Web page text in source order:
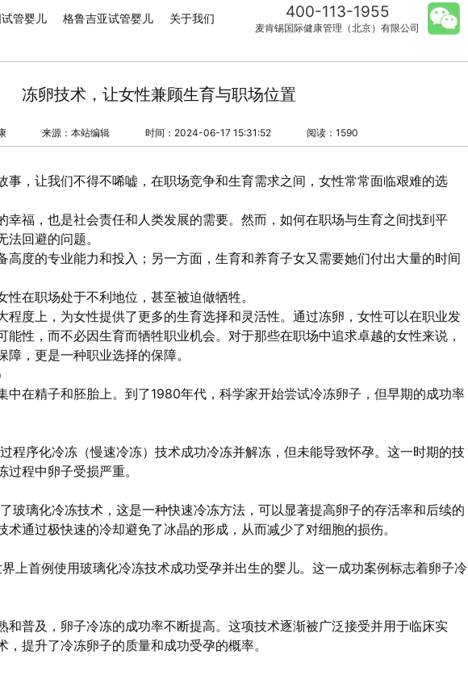
管婴儿 格鲁吉亚试管婴儿 关于我们 400-113-1955
麦肯锡国际健康管理（北京）有限公司
冻卵技术，让女性兼顾生育与职场位置
来源：本站编辑 时间：2024-06-17 15:31:52 阅读：1590
事，让我们不得不唏嘘，在职场竞争和生育需求之间，女性常常面临艰难的选
幸福，也是社会责任和人类发展的需要。然而，如何在职场与生育之间找到平
回避的问题。
高度的专业能力和投入；另一方面，生育和养育子女又需要她们付出大量的时间
在职场处于不利地位，甚至被迫做牺牲。
程度上，为女性提供了更多的生育选择和灵活性。通过冻卵，女性可以在职业发
能性，而不必因生育而牺牲职业机会。对于那些在职场中追求卓越的女性来说，
，更是一种职业选择的保障。
中在精子和胚胎上。到了1980年代，科学家开始尝试冷冻卵子，但早期的成功率
程序化冷冻（慢速冷冻）技术成功冷冻并解冻，但未能导致怀孕。这一时期的技
程中卵子受损严重。
玻璃化冷冻技术，这是一种快速冷冻方法，可以显著提高卵子的存活率和后续的
术通过极快速的冷却避免了冰晶的形成，从而减少了对细胞的损伤。
上首例使用玻璃化冷冻技术成功受孕并出生的婴儿。这一成功案例标志着卵子冷
和普及，卵子冷冻的成功率不断提高。这项技术逐渐被广泛接受并用于临床实
提升了冷冻卵子的质量和成功受孕的概率。